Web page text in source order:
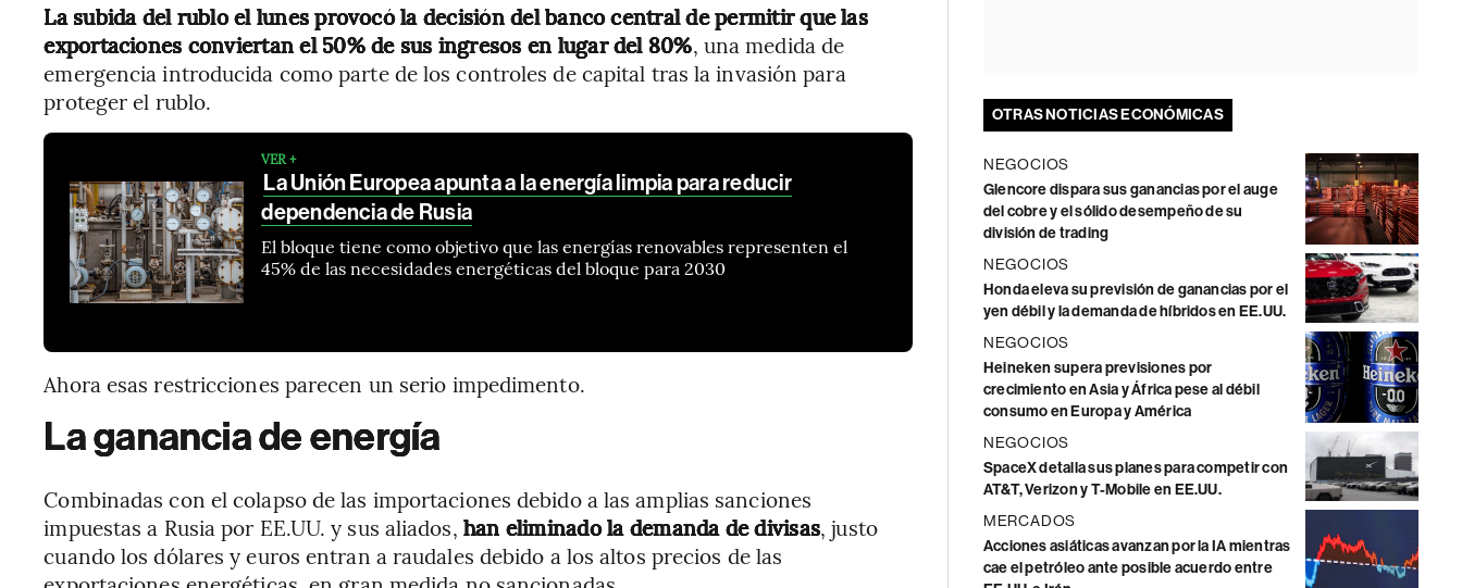
La subida del rublo el lunes provocó la decisión del banco central de permitir que las
exportaciones conviertan el 50% de sus ingresos en lugar del 80%, una medida de
emergencia introducida como parte de los controles de capital tras la invasión para
proteger el rublo.
VER +
La Unión Europea apunta a la energía limpia para reducir
dependencia de Rusia
El bloque tiene como objetivo que las energías renovables representen el
45% de las necesidades energéticas del bloque para 2030
Ahora esas restricciones parecen un serio impedimento.
La ganancia de energía
Combinadas con el colapso de las importaciones debido a las amplias sanciones
impuestas a Rusia por EE.UU. y sus aliados, han eliminado la demanda de divisas, justo
cuando los dólares y euros entran a raudales debido a los altos precios de las
OTRAS NOTICIAS ECONÓMICAS
NEGOCIOS
Glencore dispara sus ganancias por el auge
del cobre y el sólido desempeño de su
división de trading
NEGOCIOS
Honda eleva su previsión de ganancias por el
yen débil y la demanda de híbridos en EE.UU.
NEGOCIOS
Heineken supera previsiones por
crecimiento en Asia y África pese al débil
consumo en Europa y América
NEGOCIOS
SpaceX detalla sus planes para competir con
AT&T, Verizon y T-Mobile en EE.UU.
MERCADOS
Acciones asiáticas avanzan por la IA mientras
cae el petróleo ante posible acuerdo entre